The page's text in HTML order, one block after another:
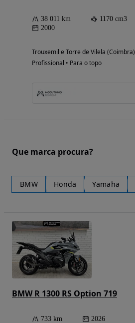
38 011 km 1170 cm3
2000
Trouxemil e Torre de Vilela (Coimbra)
Profissional • Para o topo
Que marca procura?
BMW Honda Yamaha
BMW R 1300 RS Option 719
733 km 2026